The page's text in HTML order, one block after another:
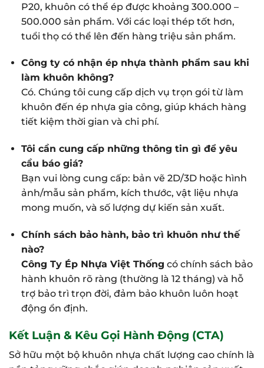
P20, khuôn có thể ép được khoảng 300.000 –
500.000 sản phẩm. Với các loại thép tốt hơn,
tuổi thọ có thể lên đến hàng triệu sản phẩm.
Công ty có nhận ép nhựa thành phẩm sau khi
làm khuôn không?
Có. Chúng tôi cung cấp dịch vụ trọn gói từ làm
khuôn đến ép nhựa gia công, giúp khách hàng
tiết kiệm thời gian và chi phí.
Tôi cần cung cấp những thông tin gì để yêu
cầu báo giá?
Bạn vui lòng cung cấp: bản vẽ 2D/3D hoặc hình
ảnh/mẫu sản phẩm, kích thước, vật liệu nhựa
mong muốn, và số lượng dự kiến sản xuất.
Chính sách bảo hành, bảo trì khuôn như thế
nào?
Công Ty Ép Nhựa Việt Thống có chính sách bảo
hành khuôn rõ ràng (thường là 12 tháng) và hỗ
trợ bảo trì trọn đời, đảm bảo khuôn luôn hoạt
động ổn định.
Kết Luận & Kêu Gọi Hành Động (CTA)
Sở hữu một bộ khuôn nhựa chất lượng cao chính là